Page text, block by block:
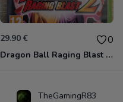
29.90 € 0
Dragon Ball Raging Blast 2 Xbox 360
TheGamingR83